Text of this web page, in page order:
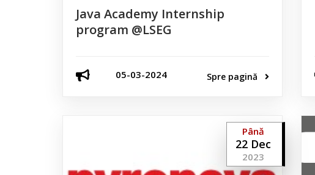
Java Academy Internship
program @LSEG
05-03-2024 Spre pagină
Până
22 Dec
2023